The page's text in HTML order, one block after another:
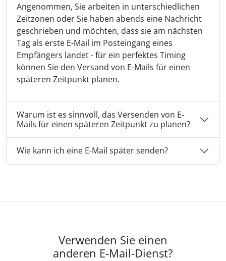
Angenommen, Sie arbeiten in unterschiedlichen
Zeitzonen oder Sie haben abends eine Nachricht
geschrieben und möchten, dass sie am nächsten
Tag als erste E-Mail im Posteingang eines
Empfängers landet - für ein perfektes Timing
können Sie den Versand von E-Mails für einen
späteren Zeitpunkt planen.
Warum ist es sinnvoll, das Versenden von E-
Mails für einen späteren Zeitpunkt zu planen?
Wie kann ich eine E-Mail später senden?
Verwenden Sie einen
anderen E-Mail-Dienst?